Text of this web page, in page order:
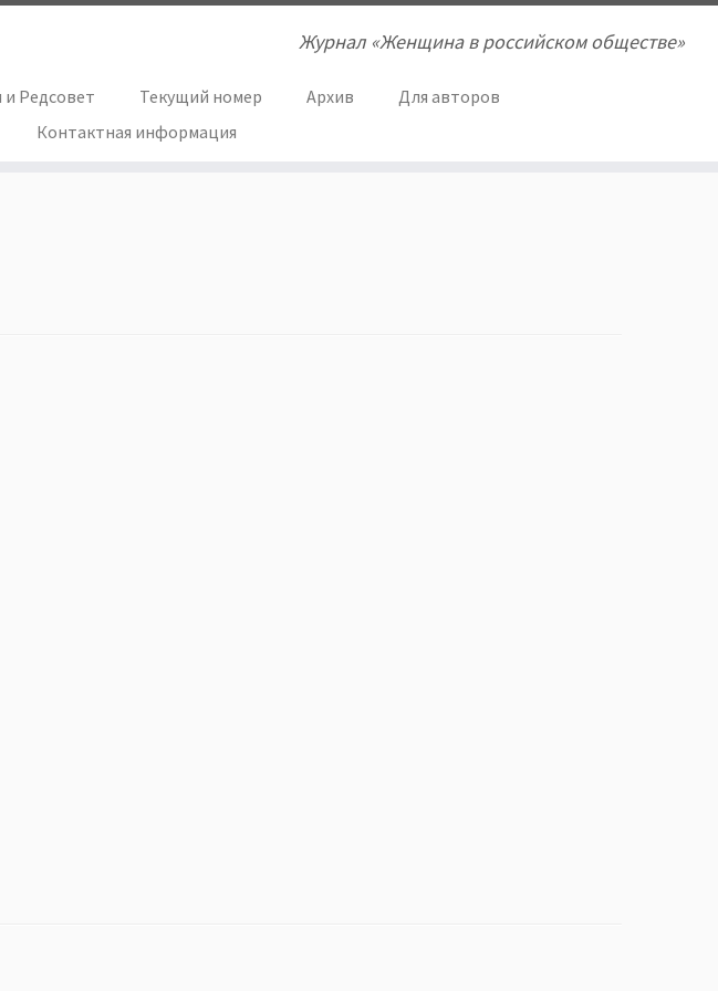
Журнал «Женщина в российском обществе»
и Редсовет Текущий номер Архив
Для авторов
Контактная информация